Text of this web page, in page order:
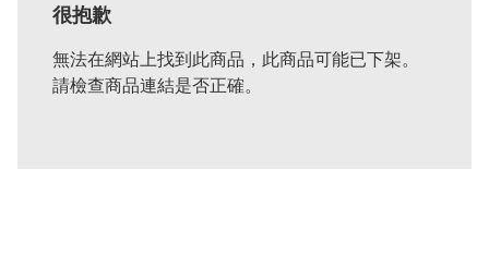
很抱歉
無法在網站上找到此商品，此商品可能已下架。
請檢查商品連結是否正確。